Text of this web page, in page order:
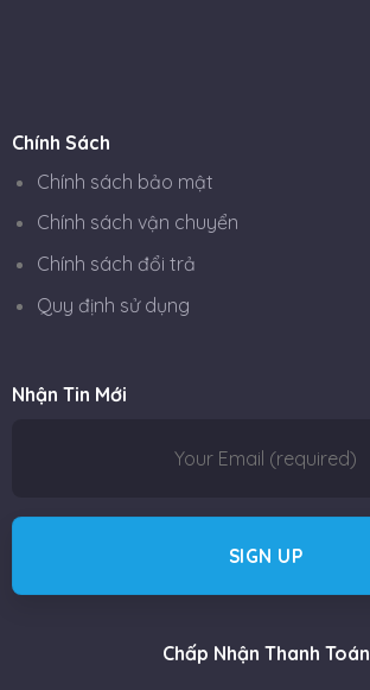
Chính Sách
Chính sách bảo mật
Chính sách vận chuyển
Chính sách đổi trả
Quy định sử dụng
Nhận Tin Mới
Chấp Nhận Thanh Toán